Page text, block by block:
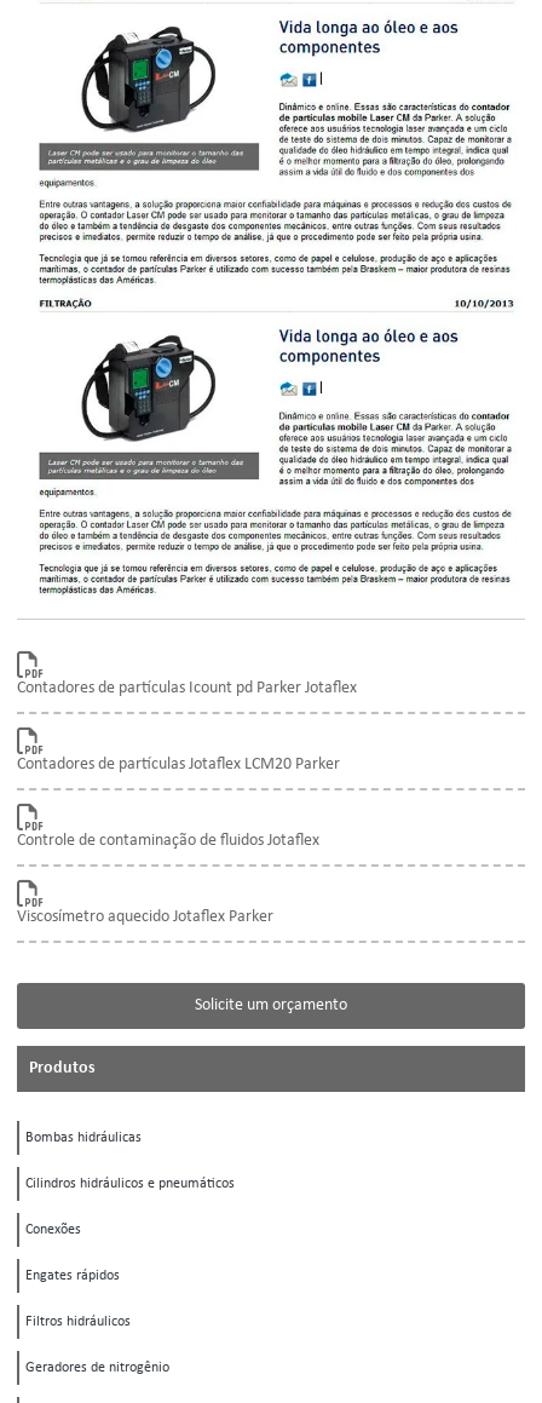
Contadores de partículas Icount pd Parker Jotaflex
Contadores de partículas Jotaflex LCM20 Parker
Controle de contaminação de fluidos Jotaflex
Viscosímetro aquecido Jotaflex Parker
Solicite um orçamento
Produtos
Bombas hidráulicas
Cilindros hidráulicos e pneumáticos
Conexões
Engates rápidos
Filtros hidráulicos
Geradores de nitrogênio